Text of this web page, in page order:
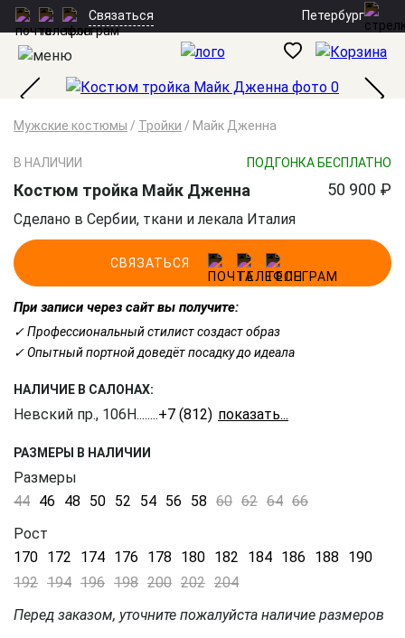
Связаться Петербург
Мужские костюмы / Тройки / Майк Дженна
В НАЛИЧИИ ПОДГОНКА БЕСПЛАТНО
Костюм тройка Майк Дженна 50 900 ₽
Сделано в Сербии, ткани и лекала Италия
СВЯЗАТЬСЯ
При записи через сайт вы получите:
✓ Профессиональный стилист создаст образ
✓ Опытный портной доведёт посадку до идеала
НАЛИЧИЕ В САЛОНАХ:
Невский пр., 106Н........+7 (812) 309-16-55
РАЗМЕРЫ В НАЛИЧИИ
Размеры
44 46 48 50 52 54 56 58 60 62 64 66
Рост
170 172 174 176 178 180 182 184 186 188 190
192 194 196 198 200 202 204
Перед заказом, уточните пожалуйста наличие размеров